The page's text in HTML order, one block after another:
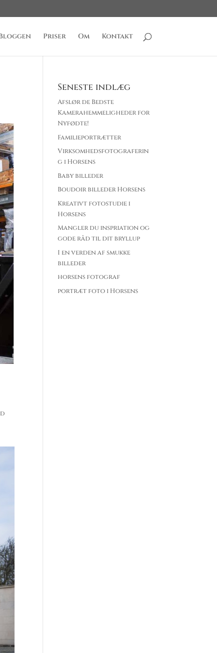
Priser Om Kontakt
Seneste indlæg
Afslør de Bedste
Kamerahemmeligheder for
Nyfødte!
Familieportrætter
Virksomhedsfotograferin
g i Horsens
Baby billeder
Boudoir billeder Horsens
Kreativt fotostudie i
Horsens
Mangler du inspriation og
gode råd til dit bryllup
I en verden af smukke
billeder
horsens fotograf
portræt foto i Horsens